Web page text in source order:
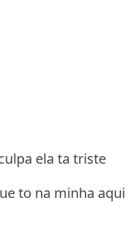
ela ta triste
to na minha aqui